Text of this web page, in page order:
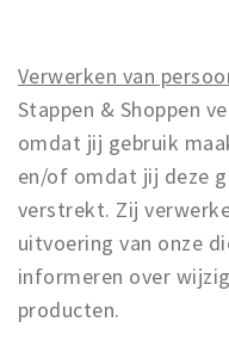
Programme
Membership
Contact
Partner Apps
Inloggen
Verwerken van
Stappen & Shoppen
omdat jij gebruik
en/of omdat jij deze
verstrekt. Zij
uitvoering van onze
informeren over
producten.